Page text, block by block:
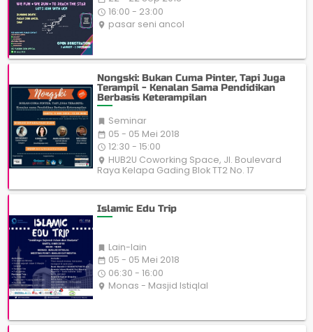
access_time 16:00 - 23:00
place pasar seni ancol
Nongski: Bukan Cuma Pinter, Tapi Juga
Terampil - Kenalan Sama Pendidikan
Berbasis Keterampilan
 Seminar
date_range 05 - 05 Mei 2018
access_time 12:30 - 15:00
place HUB2U Coworking Space, Jl. Boulevard
Raya Kelapa Gading Blok TT2 No. 17
Islamic Edu Trip
 Lain-lain
date_range 05 - 05 Mei 2018
access_time 06:30 - 16:00
place Monas - Masjid Istiqlal